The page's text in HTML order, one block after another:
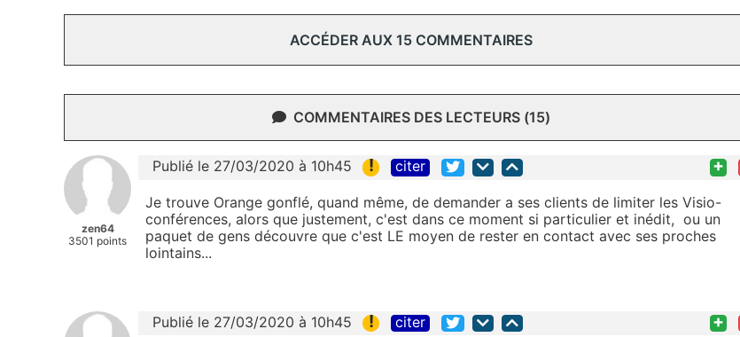
ACCÉDER AUX 15 COMMENTAIRES
COMMENTAIRES DES LECTEURS (15)
zen64
3501 points
Publié le 27/03/2020 à 10h45 ! citer +
Je trouve Orange gonflé, quand même, de demander a ses clients de limiter les Visio-
conférences, alors que justement, c'est dans ce moment si particulier et inédit, ou un
paquet de gens découvre que c'est LE moyen de rester en contact avec ses proches
lointains...
Publié le 27/03/2020 à 10h45 ! citer +